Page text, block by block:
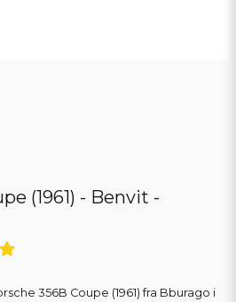
(1961) - Benvit -
356B Coupe (1961) fra Bburago i